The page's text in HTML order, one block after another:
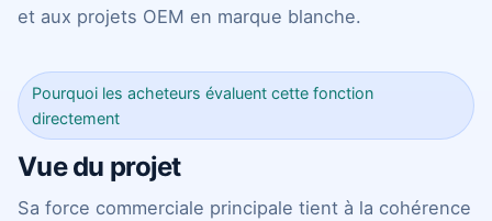
et aux projets OEM en marque blanche.
Pourquoi les acheteurs évaluent cette fonction
directement
Vue du projet
Sa force commerciale principale tient à la cohérence